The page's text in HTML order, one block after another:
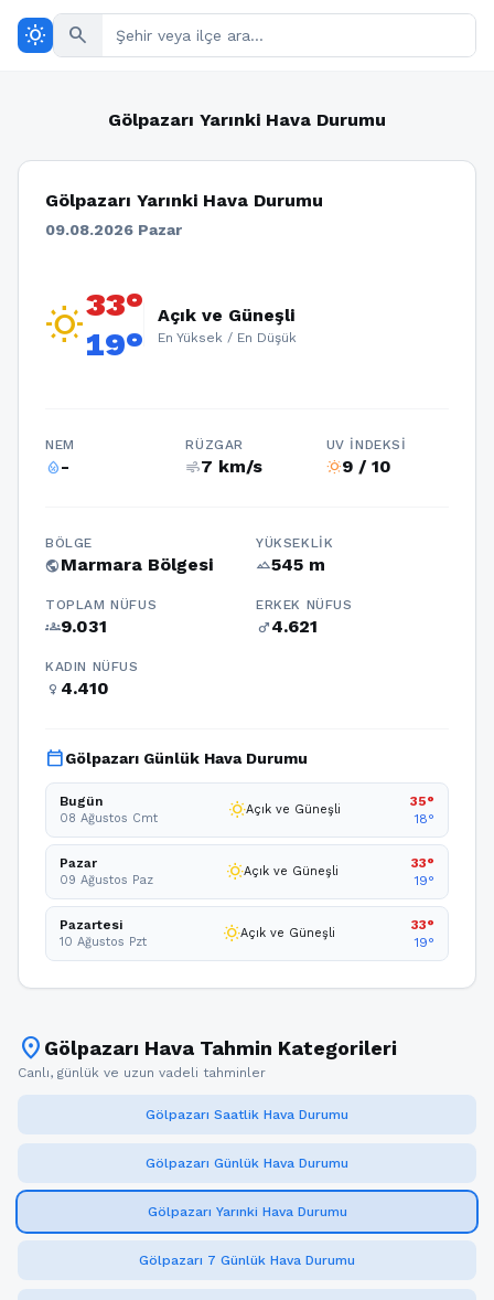
wb_sunny search
Gölpazarı Yarınki Hava Durumu
Gölpazarı Yarınki Hava Durumu
09.08.2026 Pazar
wb_sunny33°
19°
Açık ve Güneşli
En Yüksek / En Düşük
NEM
humidity_percentage-
RÜZGAR
air7 km/s
UV İNDEKSI
wb_sunny9 / 10
BÖLGE
publicMarmara Bölgesi
YÜKSEKLIK
terrain545 m
TOPLAM NÜFUS
groups9.031
ERKEK NÜFUS
male4.621
KADIN NÜFUS
female 4.410
calendar_todayGölpazarı Günlük Hava Durumu
Bugün
08 Ağustos Cmt wb_sunnyAçık ve Güneşli
35°
18°
Pazar
09 Ağustos Paz wb_sunnyAçık ve Güneşli
33°
19°
Pazartesi
10 Ağustos Pzt wb_sunnyAçık ve Güneşli
33°
19°
location_on Gölpazarı Hava Tahmin Kategorileri
Canlı, günlük ve uzun vadeli tahminler
Gölpazarı Saatlik Hava Durumu
Gölpazarı Günlük Hava Durumu
Gölpazarı Yarınki Hava Durumu
Gölpazarı 7 Günlük Hava Durumu